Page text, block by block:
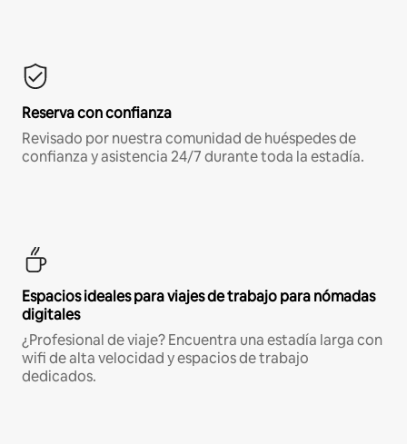
Reserva con confianza
Revisado por nuestra comunidad de huéspedes de
confianza y asistencia 24/7 durante toda la estadía.
Espacios ideales para viajes de trabajo para nómadas
digitales
¿Profesional de viaje? Encuentra una estadía larga con
wifi de alta velocidad y espacios de trabajo
dedicados.